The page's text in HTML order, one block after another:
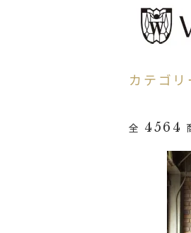
カテゴ
全 4564